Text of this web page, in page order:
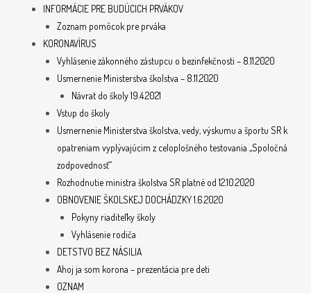
INFORMÁCIE PRE BUDÚCICH PRVÁKOV
Zoznam pomôcok pre prváka
KORONAVÍRUS
Vyhlásenie zákonného zástupcu o bezinfekčnosti – 8.11.2020
Usmernenie Ministerstva školstva – 8.11.2020
Návrat do školy 19.4.2021
Vstup do školy
Usmernenie Ministerstva školstva, vedy, výskumu a športu SR k
opatreniam vyplývajúcim z celoplošného testovania „Spoločná
zodpovednosť“
Rozhodnutie ministra školstva SR platné od 12.10.2020
OBNOVENIE ŠKOLSKEJ DOCHÁDZKY 1.6.2020
Pokyny riaditeľky školy
Vyhlásenie rodiča
DETSTVO BEZ NÁSILIA
Ahoj ja som korona – prezentácia pre deti
OZNAM